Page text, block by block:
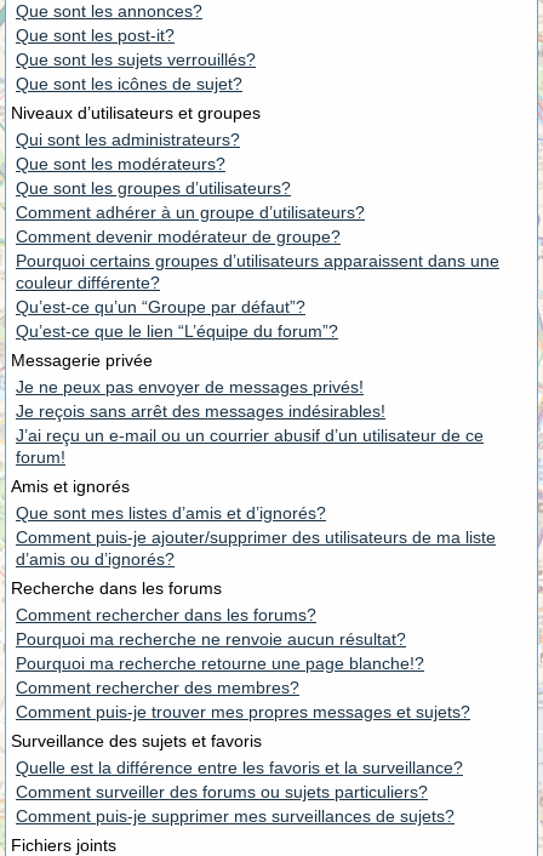
Que sont les annonces?
Que sont les post-it?
Que sont les sujets verrouillés?
Que sont les icônes de sujet?
Niveaux d’utilisateurs et groupes
Qui sont les administrateurs?
Que sont les modérateurs?
Que sont les groupes d’utilisateurs?
Comment adhérer à un groupe d’utilisateurs?
Comment devenir modérateur de groupe?
Pourquoi certains groupes d’utilisateurs apparaissent dans une
couleur différente?
Qu’est-ce qu’un “Groupe par défaut”?
Qu’est-ce que le lien “L’équipe du forum”?
Messagerie privée
Je ne peux pas envoyer de messages privés!
Je reçois sans arrêt des messages indésirables!
J’ai reçu un e-mail ou un courrier abusif d’un utilisateur de ce
forum!
Amis et ignorés
Que sont mes listes d’amis et d’ignorés?
Comment puis-je ajouter/supprimer des utilisateurs de ma liste
d’amis ou d’ignorés?
Recherche dans les forums
Comment rechercher dans les forums?
Pourquoi ma recherche ne renvoie aucun résultat?
Pourquoi ma recherche retourne une page blanche!?
Comment rechercher des membres?
Comment puis-je trouver mes propres messages et sujets?
Surveillance des sujets et favoris
Quelle est la différence entre les favoris et la surveillance?
Comment surveiller des forums ou sujets particuliers?
Comment puis-je supprimer mes surveillances de sujets?
Fichiers joints